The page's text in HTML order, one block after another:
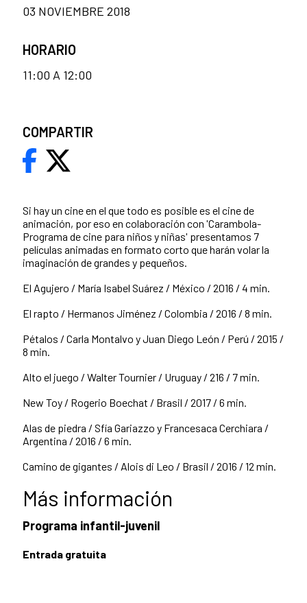
Si hay un cine en el que todo es posible es el cine de
animación, por eso en colaboración con 'Carambola-
Programa de cine para niños y niñas' presentamos 7
películas animadas en formato corto que harán volar la
imaginación de grandes y pequeños.
El Agujero / María Isabel Suárez / México / 2016 / 4 min.
El rapto / Hermanos Jiménez / Colombia / 2016 / 8 min.
Pétalos / Carla Montalvo y Juan Diego León / Perú / 2015 /
8 min.
Alto el juego / Walter Tournier / Uruguay / 216 / 7 min.
New Toy / Rogerio Boechat / Brasil / 2017 / 6 min.
Alas de piedra / Sfía Gariazzo y Francesaca Cerchiara /
Argentina / 2016 / 6 min.
Camino de gigantes / Alois di Leo / Brasil / 2016 / 12 min.
Más información
Programa infantil-juvenil
Entrada gratuita
03 NOVIEMBRE 2018
HORARIO
11:00 A 12:00
COMPARTIR